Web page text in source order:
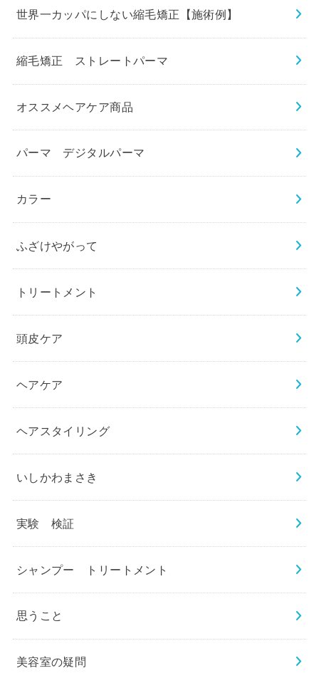
世界一カッパにしない縮毛矯正【施術例】
縮毛矯正 ストレートパーマ
オススメヘアケア商品
パーマ デジタルパーマ
カラー
ふざけやがって
トリートメント
頭皮ケア
ヘアケア
ヘアスタイリング
いしかわまさき
実験 検証
シャンプー トリートメント
思うこと
美容室の疑問